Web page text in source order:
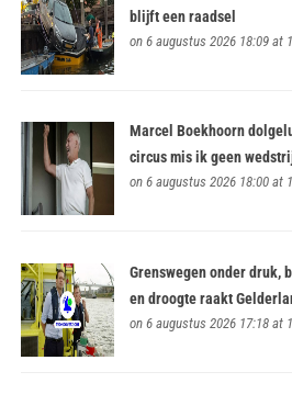
blijft een raadsel
on 6 augustus 2026 18:09 at
Marcel Boekhoorn
circus mis ik geen
on 6 augustus 2026 18:00 at
Grenswegen onder druk,
en droogte raakt
on 6 augustus 2026 17:18 at